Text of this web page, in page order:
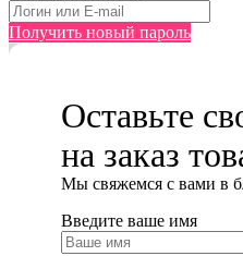
Получить новый пароль
Оставьте
на заказ
Мы cвяжемся с вами в
Введите ваше имя